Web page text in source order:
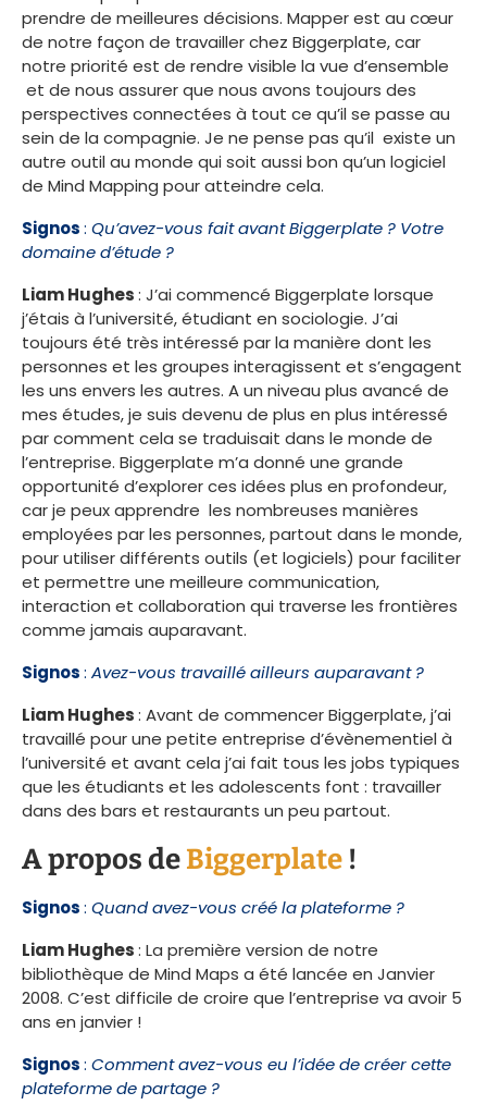
prendre de meilleures décisions. Mapper est au cœur
de notre façon de travailler chez Biggerplate, car
notre priorité est de rendre visible la vue d’ensemble
et de nous assurer que nous avons toujours des
perspectives connectées à tout ce qu’il se passe au
sein de la compagnie. Je ne pense pas qu’il existe un
autre outil au monde qui soit aussi bon qu’un logiciel
de Mind Mapping pour atteindre cela.
Signos: Qu’avez-vous fait avant Biggerplate ? Votre
domaine d’étude ?
Liam Hughes: J’ai commencé Biggerplate lorsque
j’étais à l’université, étudiant en sociologie. J’ai
toujours été très intéressé par la manière dont les
personnes et les groupes interagissent et s’engagent
les uns envers les autres. A un niveau plus avancé de
mes études, je suis devenu de plus en plus intéressé
par comment cela se traduisait dans le monde de
l’entreprise. Biggerplate m’a donné une grande
opportunité d’explorer ces idées plus en profondeur,
car je peux apprendre les nombreuses manières
employées par les personnes, partout dans le monde,
pour utiliser différents outils (et logiciels) pour faciliter
et permettre une meilleure communication,
interaction et collaboration qui traverse les frontières
comme jamais auparavant.
Signos: Avez-vous travaillé ailleurs auparavant ?
Liam Hughes: Avant de commencer Biggerplate, j’ai
travaillé pour une petite entreprise d’évènementiel à
l’université et avant cela j’ai fait tous les jobs typiques
que les étudiants et les adolescents font : travailler
dans des bars et restaurants un peu partout.
A propos deBiggerplate !
Signos: Quand avez-vous créé la plateforme ?
Liam Hughes: La première version de notre
bibliothèque de Mind Maps a été lancée en Janvier
2008. C’est difficile de croire que l’entreprise va avoir 5
ans en janvier !
Signos: Comment avez-vous eu l’idée de créer cette
plateforme de partage ?